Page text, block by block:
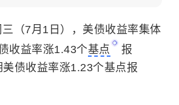
（7月1日），美债收益率集体
收益率涨1.43个基点
报
债收益率涨1.23个基点报